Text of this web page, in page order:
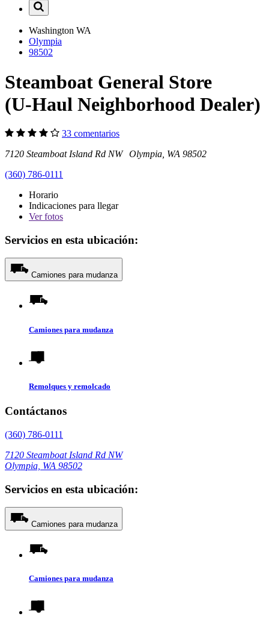
Washington WA
Olympia
98502
Steamboat General Store
(U-Haul Neighborhood Dealer)
33 comentarios
7120 Steamboat Island Rd NW Olympia, WA 98502
(360) 786-0111
Horario
Indicaciones para llegar
Verfotos
Servicios en esta ubicación:
Camiones para mudanza
Camiones para mudanza
Remolques y remolcado
Contáctanos
(360) 786-0111
7120 Steamboat Island Rd NW
Olympia, WA 98502
Servicios en esta ubicación:
Camiones para mudanza
Camiones para mudanza